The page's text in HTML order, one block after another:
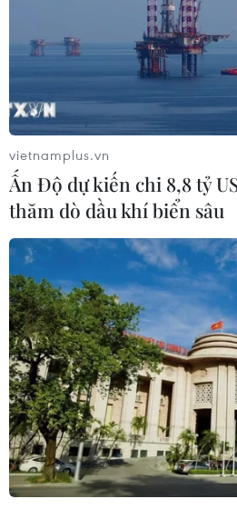
TIN CÙNG CHUYÊN MỤC
Cơ hội và bài toán chính sách
Việt Nam từ chiến lược bán
Mỹ
vietnamplus.vn
Ấn Độ dự kiến chi 8,8 tỷ
thăm dò dầu khí biển sâu